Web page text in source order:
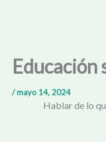
Educación
/mayo 14, 2024
Hablar de lo